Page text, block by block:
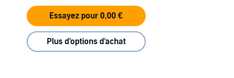
Essayez pour 0,00 €
Plus d'options d'achat